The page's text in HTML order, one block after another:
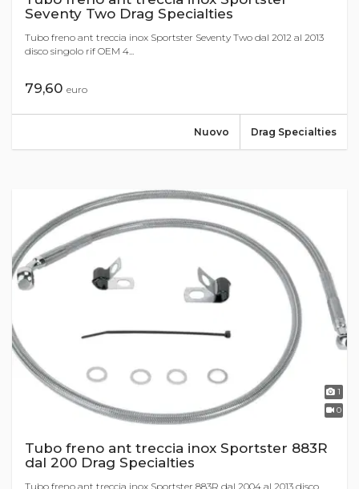
Seventy Two Drag Specialties
Tubo freno ant treccia inox Sportster Seventy Two dal 2012 al 2013
disco singolo rif OEM 4...
79,60 euro
Drag Specialties
Nuovo
1
0
Tubo freno ant treccia inox Sportster 883R
dal 200 Drag Specialties
Tubo freno ant treccia inox Sportster 883R dal 2004 al 2013 disco